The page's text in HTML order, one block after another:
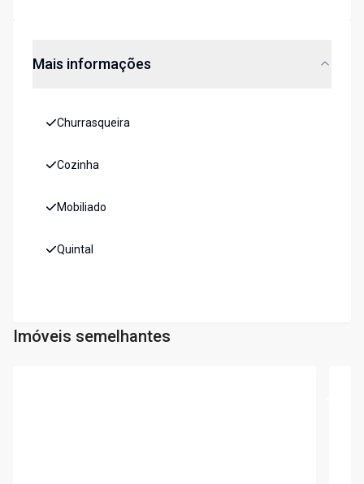
Mais informações
Churrasqueira
Cozinha
Mobiliado
Quintal
Imóveis semelhantes